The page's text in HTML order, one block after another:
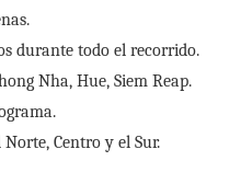
durante todo el recorrido.
Nha, Hue, Siem Reap.
Centro y el Sur.